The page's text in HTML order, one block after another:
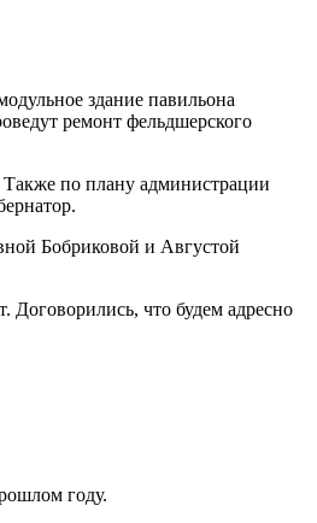
здание павиль­она
ремонт фельдшерского
Также по плану администрации
Бобриковой и Августой
что будем адресно
году.